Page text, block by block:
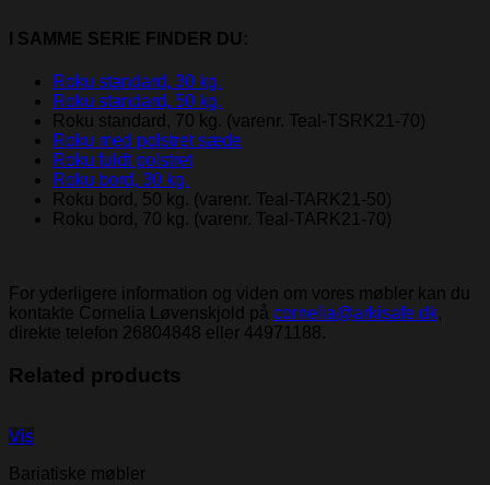
I SAMME SERIE FINDER DU:
Roku standard, 30 kg.
Roku standard, 50 kg.
Roku standard, 70 kg. (varenr. Teal-TSRK21-70)
Roku med polstret sæde
Roku fuldt polstret
Roku bord, 30 kg.
Roku bord, 50 kg. (varenr. Teal-TARK21-50)
Roku bord, 70 kg. (varenr. Teal-TARK21-70)
For yderligere information og viden om vores møbler kan du
kontakte Cornelia Løvenskjold på cornelia@arkisafe.dk,
direkte telefon 26804848 eller 44971188.
Related products
Vis
Bariatiske møbler